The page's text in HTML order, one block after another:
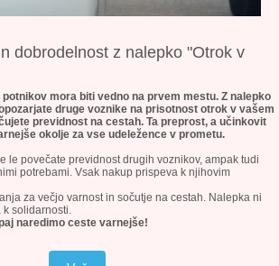
dobrodelnost z nalepko "Otrok v
mora biti vedno na prvem mestu. Z nalepko
druge voznike na prisotnost otrok v vašem
previdnost na cestah. Ta preprost, a učinkovit
okolje za vse udeležence v prometu.
le povečate previdnost drugih voznikov, ampak tudi
potrebami. Vsak nakup prispeva k njihovim
za večjo varnost in sočutje na cestah. Nalepka ni
k solidarnosti.
naredimo ceste varnejše!